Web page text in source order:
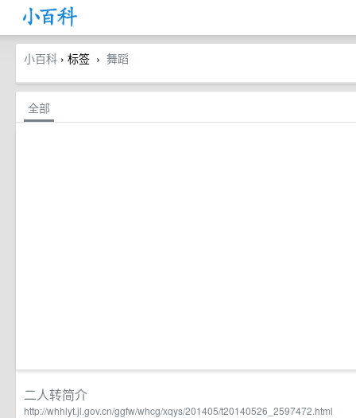
小百科 › 标签 › 舞蹈
全部
二人转简介
http://whhlyt.jl.gov.cn/ggfw/whcg/xqys/201405/t20140526_2597472.html